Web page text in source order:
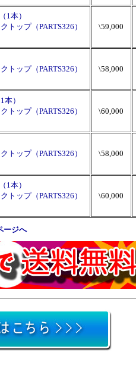
1本）
ップ（PARTS326）
\59,000
ップ（PARTS326）
\58,000
）
ップ（PARTS326）
\60,000
ップ（PARTS326）
\58,000
1本）
ップ（PARTS326）
\60,000
ージへ